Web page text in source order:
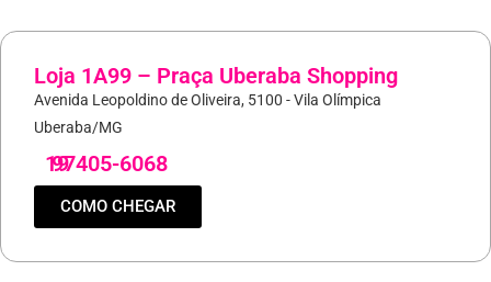
Loja 1A99 – Praça Uberaba Shopping
Avenida Leopoldino de Oliveira, 5100 - Vila Olímpica
Uberaba/MG
19
97405-6068
COMO CHEGAR